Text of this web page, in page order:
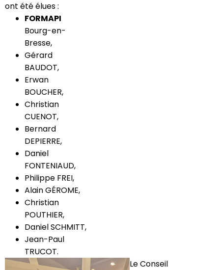
ont été élues :
FORMAPI
Bourg-en-
Bresse,
Gérard
BAUDOT,
Erwan
BOUCHER,
Christian
CUENOT,
Bernard
DEPIERRE,
Daniel
FONTENIAUD,
Philippe FREI,
Alain GÉROME,
Christian
POUTHIER,
Daniel SCHMITT,
Jean-Paul
TRUCOT.
Le Conseil